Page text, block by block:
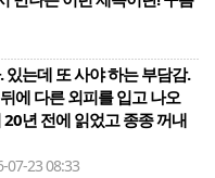
는데 또 사야 하는 부담감.
에 다른 외피를 입고 나오
년 전에 읽었고 종종 꺼내
23 08:33